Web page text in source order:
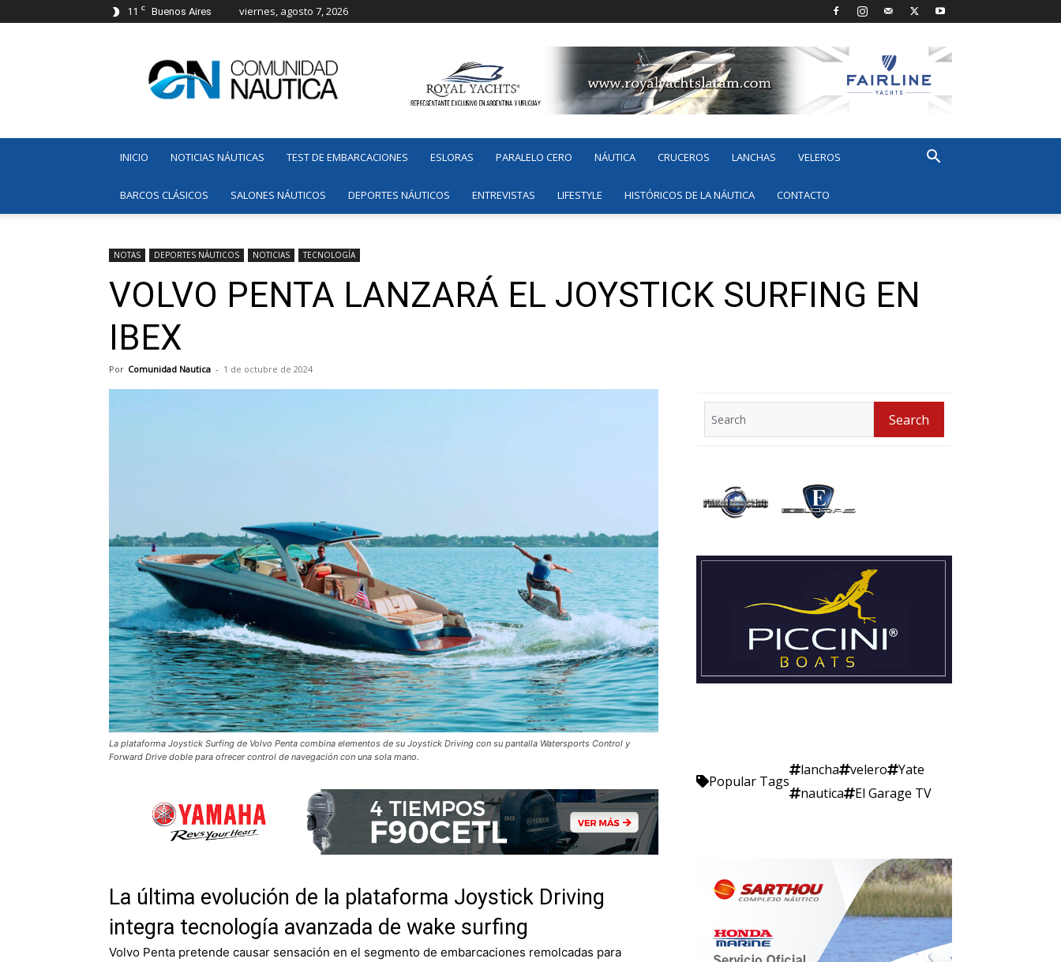
11 C Buenos Aires viernes, agosto 7, 2026
Náutica
INICIO NOTICIAS NÁUTICAS TEST DE EMBARCACIONES ESLORAS PARALELO CERO NÁUTICA CRUCEROS LANCHAS VELEROS
BARCOS CLÁSICOS SALONES NÁUTICOS DEPORTES NÁUTICOS ENTREVISTAS LIFESTYLE HISTÓRICOS DE LA NÁUTICA CONTACTO
NOTAS DEPORTES NÁUTICOS NOTICIAS TECNOLOGÍA
VOLVO PENTA LANZARÁ EL JOYSTICK SURFING EN
IBEX
Por Comunidad Nautica - 1 de octubre de 2024
La plataforma Joystick Surfing de Volvo Penta combina elementos de su Joystick Driving con su pantalla Watersports Control y
Forward Drive doble para ofrecer control de navegación con una sola mano.
La última evolución de la plataforma Joystick Driving
integra tecnología avanzada de wake surfing
Volvo Penta pretende causar sensación en el segmento de embarcaciones remolcadas para
for:
Search
Popular Tags
lancha velero
Yate
nautica
El Garage TV